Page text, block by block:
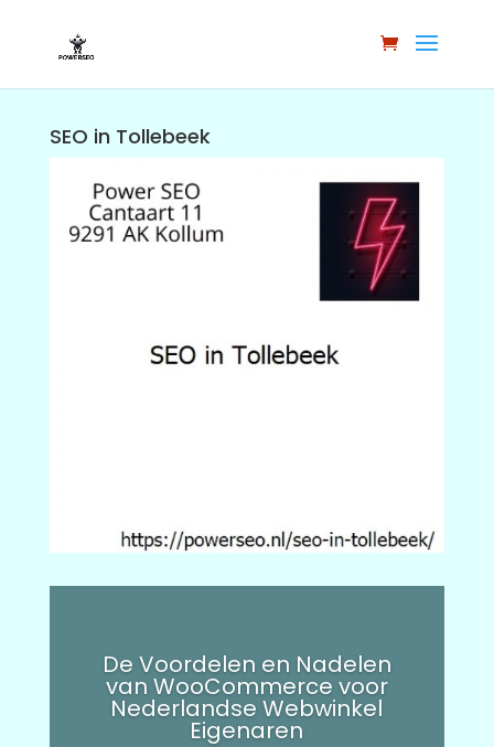
SEO in Tollebeek
De Voordelen en Nadelen
van WooCommerce voor
Nederlandse Webwinkel
Eigenaren